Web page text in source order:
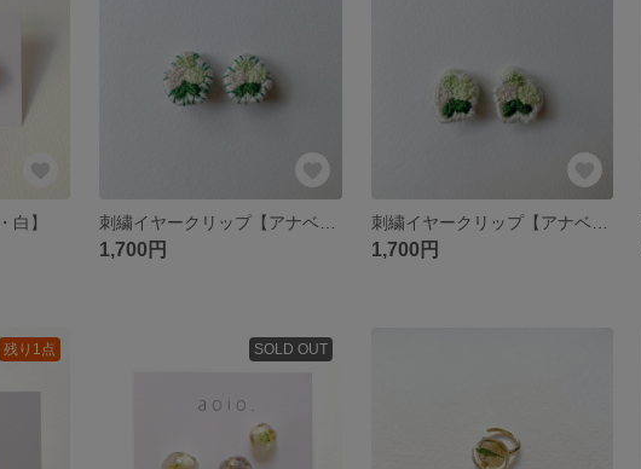
白】
1,700円 1,700円
残り1点 SOLD OUT